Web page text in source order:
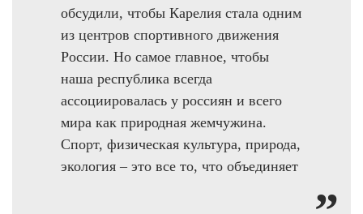
обсудили, чтобы Карелия стала одним
из центров спортивного движения
России. Но самое главное, чтобы
наша республика всегда
ассоциировалась у россиян и всего
мира как природная жемчужина.
Спорт, физическая культура, природа,
экология – это все то, что объединяет